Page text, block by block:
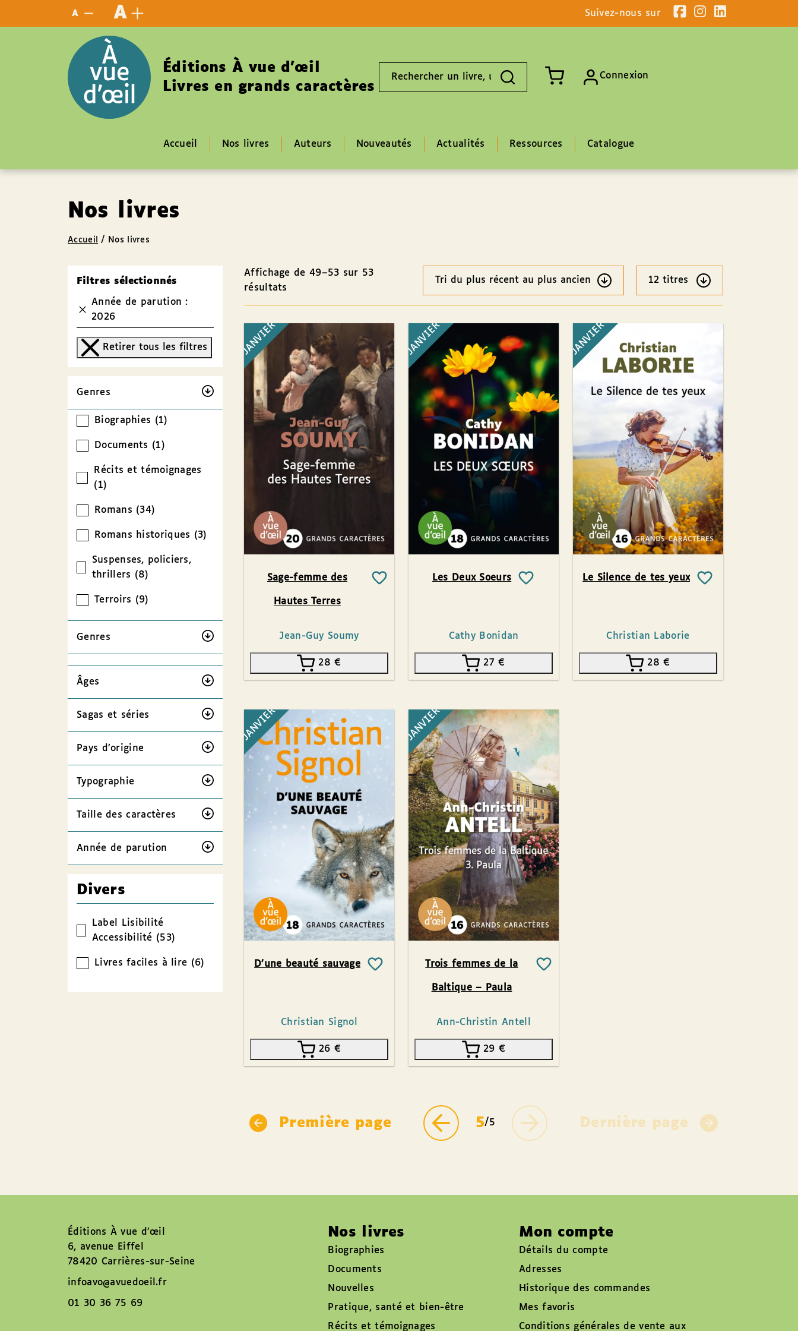
A A Suivez-nous sur
Éditions À vue d’œil
Livres en grands caractères livre,
Connexion
Accueil Nos livres Auteurs Nouveautés Actualités Ressources Catalogue
Nos livres
Accueil / Nos livres
Filtres sélectionnés
Année de parution :
2026
Retirer tous les filtres
Genres
Biographies (1)
Documents (1)
Récits et témoignages
(1)
Romans (34)
Romans historiques (3)
Suspenses, policiers,
thrillers (8)
Terroirs (9)
Genres
Âges
Sagas et séries
Pays d’origine
Typographie
Taille des caractères
Année de parution
Divers
Label Lisibilité
Accessibilité (53)
Livres faciles à lire (6)
Affichage de 49–53 sur 53
résultats
Ordre
JANVIER
Sage-femme des
Hautes Terres
Jean-Guy Soumy
28€
JANVIER
Les Deux Soeurs
Cathy Bonidan
27€
JANVIER
Le Silence de tes yeux
Christian Laborie
28€
JANVIER
D’une beauté sauvage
Christian Signol
26 €
JANVIER
Trois femmes de la
Baltique – Paula
Ann-Christin Antell
29 €
Première page 5/5 Dernière page
Éditions À vue d’œil
6, avenue Eiffel
78420 Carrières-sur-Seine
infoavo@avuedoeil.fr
01 30 36 75 69
Nos livres
Biographies
Documents
Nouvelles
Pratique, santé et bien-être
Récits et témoignages
Mon compte
Détails du compte
Adresses
Historique des commandes
Mes favoris
Conditions générales de vente aux
Panneau de gestion des cookies